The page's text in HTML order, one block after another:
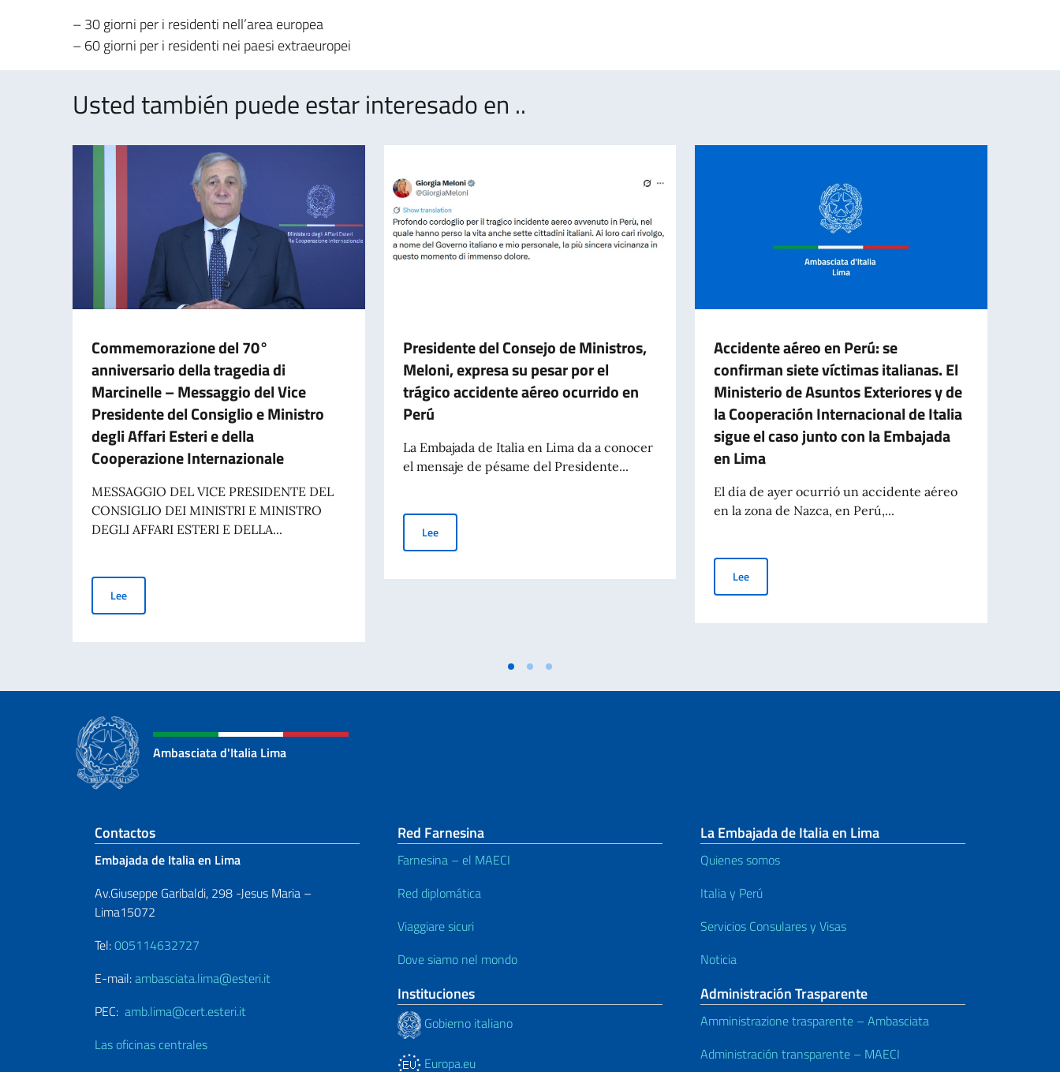
– 30 giorni per i residenti nell’area europea
– 60 giorni per i residenti nei paesi extraeuropei
Usted también puede estar interesado en ..
Commemorazione del 70°
anniversario della tragedia di
Marcinelle – Messaggio del Vice
Presidente del Consiglio e Ministro
degli Affari Esteri e della
Cooperazione Internazionale
MESSAGGIO DEL VICE PRESIDENTE DEL
CONSIGLIO DEI MINISTRI E MINISTRO
DEGLI AFFARI ESTERI E DELLA...
LeeCommemorazione del 70° anniversario della tragedia di Marcinelle – Messaggio del Vice Presidente del Consiglio e Ministro degli Affari Esteri e della Cooperazione Internazionale
Presidente del Consejo de Ministros,
Meloni, expresa su pesar por el
trágico accidente aéreo ocurrido en
Perú
La Embajada de Italia en Lima da a conocer
el mensaje de pésame del Presidente...
LeePresidente del Consejo de Ministros, Meloni, expresa su pesar por el trágico accidente aéreo ocurrido en Perú
Accidente aéreo en Perú: se
confirman siete víctimas italianas. El
Ministerio de Asuntos Exteriores y de
la Cooperación Internacional de Italia
sigue el caso junto con la Embajada
en Lima
El día de ayer ocurrió un accidente aéreo
en la zona de Nazca, en Perú,...
LeeAccidente aéreo en Perú: se confirman siete víctimas italianas.
Ambasciata d'Italia Lima
Sezione footer
Contactos
Embajada de Italia en Lima
Av.Giuseppe Garibaldi, 298 -Jesus Maria –
Lima15072
Tel:005114632727
E-mail:ambasciata.lima@esteri.it
PEC: amb.lima@cert.esteri.it
Las oficinas centrales
Red Farnesina
Farnesina – el MAECI
Red diplomática
Viaggiare sicuri
Dove siamo nel mondo
Instituciones
Gobierno italiano
Europa.eu
La Embajada de Italia en Lima
Quienes somos
Italia y Perú
Servicios Consulares y Visas
Noticia
Administración Trasparente
Amministrazione trasparente – Ambasciata
Administración transparente – MAECI